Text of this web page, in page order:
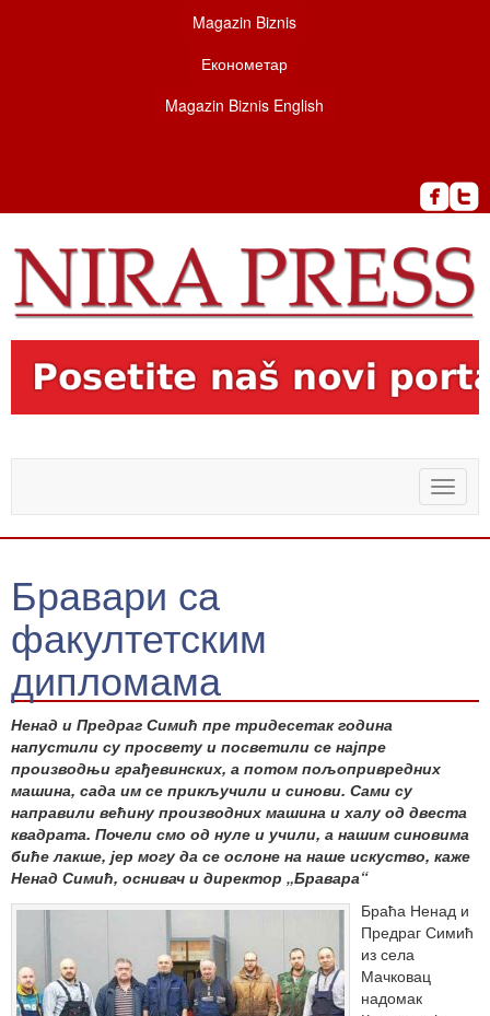
Magazin Biznis
Економетар
Magazin Biznis English
Toggle
Бравари са
факултетским
дипломама
Ненад и Предраг Симић пре тридесетак година
напустили су просвету и посветили се најпре
производњи грађевинских, а потом пољопривредних
машина, сада им се прикључили и синови. Сами су
направили већину производних машина и халу од двеста
квадрата. Почели смо од нуле и учили, а нашим синовима
биће лакше, јер могу да се ослоне на наше искуство, каже
Ненад Симић, оснивач и директор „Бравара“
Браћа Ненад и
Предраг Симић
из села
Мачковац
надомак